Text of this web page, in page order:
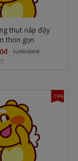
thụt nắp đậy
thon gọn
1,260,000đ
-19%